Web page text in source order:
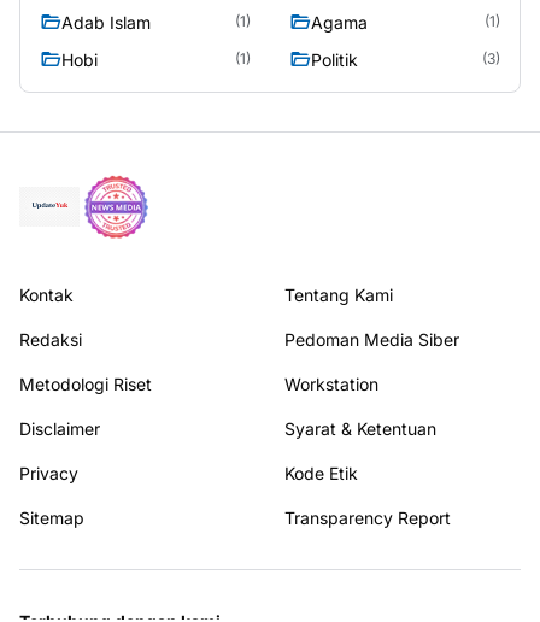
Adab Islam (1) Agama (1)
Hobi (1) Politik (3)
Kontak Tentang Kami
Redaksi Pedoman Media Siber
Metodologi Riset Workstation
Disclaimer Syarat & Ketentuan
Privacy Kode Etik
Sitemap Transparency Report